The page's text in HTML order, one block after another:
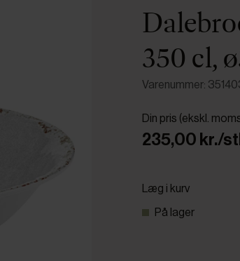
350 cl,
Varenummer:
Din pris (ekskl.
235,00 kr./
Læg i kurv
På lager